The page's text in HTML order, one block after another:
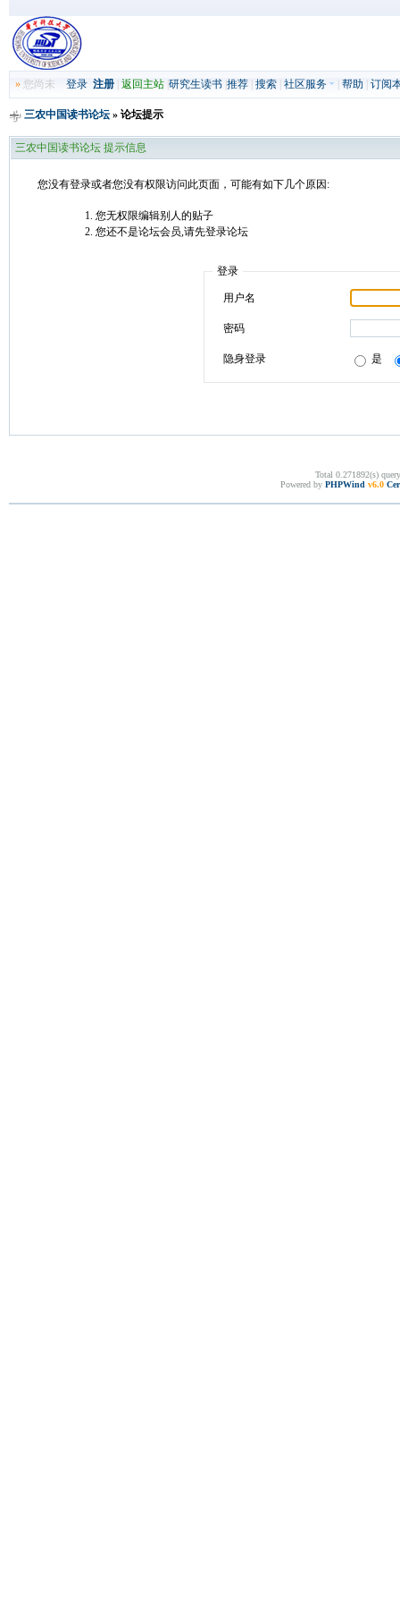
»您尚未 登录 注册| 返回主站| 研究生读书| 推荐| 搜索| 社区服务 帮助 订阅
三农中国读书论坛» 论坛提示
三农中国读书论坛 提示信息
您没有登录或者您没有权限访问此页面，可能有如下几个原因:
您无权限编辑别人的贴子
您还不是论坛会员,请先登录论坛
登录
用户名
密码
隐身登录 是
Total 0.271892(s)
Powered by PHPWind v6.0